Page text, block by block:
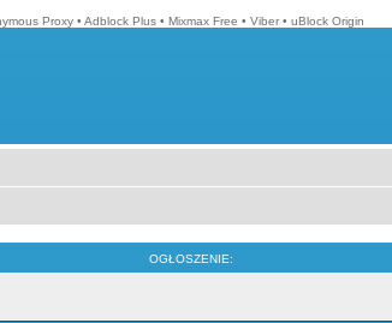
Proxy • Adblock Plus • Mixmax Free • Viber • uBlock Origin
OGŁOSZENIE: